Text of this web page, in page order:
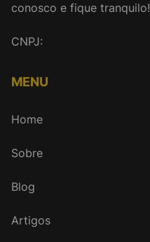
conosco e fique tranquilo!
CNPJ:
MENU
Home
Sobre
Blog
Artigos